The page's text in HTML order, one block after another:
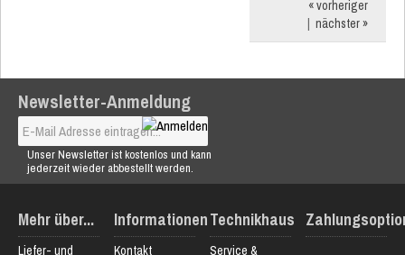
« vorheriger
| nächster »
Newsletter-Anmeldung
Unser Newsletter ist kostenlos und kann
jederzeit wieder abbestellt werden.
Mehr über...
Liefer- und
Informationen
Kontakt
Technikhaus
Service &